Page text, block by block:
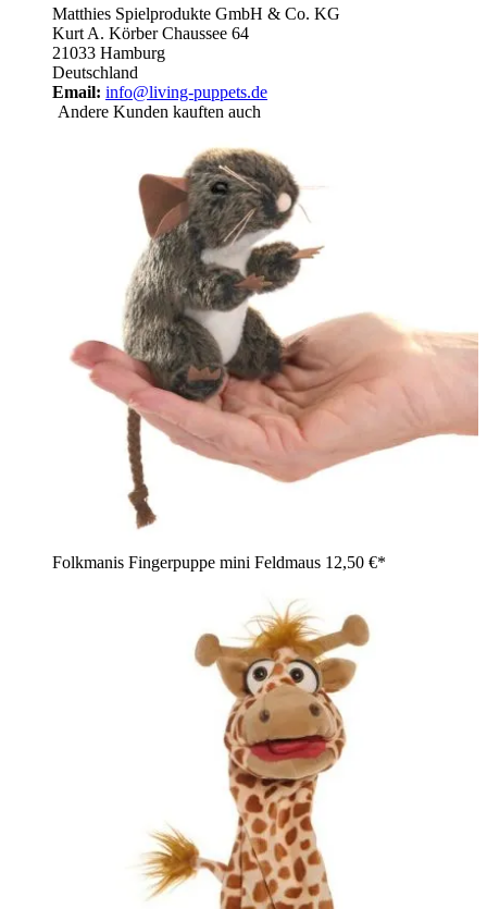
Matthies Spielprodukte GmbH & Co. KG
Kurt A. Körber Chaussee 64
21033 Hamburg
Deutschland
Email: info@living-puppets.de
Andere Kunden kauften auch
Folkmanis Fingerpuppe mini Feldmaus 12,50 €*